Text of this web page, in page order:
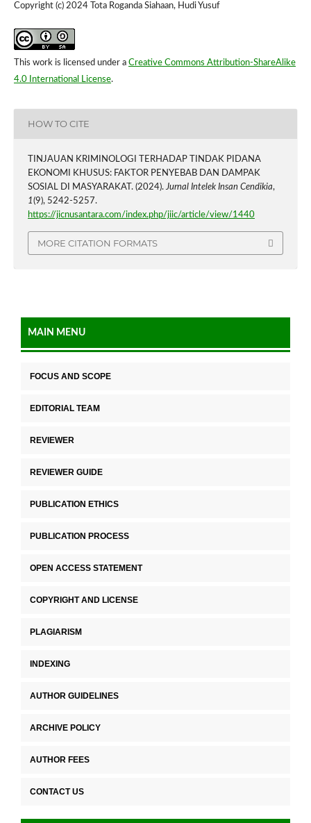
Copyright (c) 2024 Tota Roganda Siahaan, Hudi Yusuf
This work is licensed under a Creative Commons Attribution-ShareAlike
4.0 International License.
HOW TO CITE
TINJAUAN KRIMINOLOGI TERHADAP TINDAK PIDANA
EKONOMI KHUSUS: FAKTOR PENYEBAB DAN DAMPAK
SOSIAL DI MASYARAKAT. (2024). Jurnal Intelek Insan Cendikia,
1(9), 5242-5257.
https://jicnusantara.com/index.php/jiic/article/view/1440
MORE CITATION FORMATS
MAIN MENU
FOCUS AND SCOPE
EDITORIAL TEAM
REVIEWER
REVIEWER GUIDE
PUBLICATION ETHICS
PUBLICATION PROCESS
OPEN ACCESS STATEMENT
COPYRIGHT AND LICENSE
PLAGIARISM
INDEXING
AUTHOR GUIDELINES
ARCHIVE POLICY
AUTHOR FEES
CONTACT US